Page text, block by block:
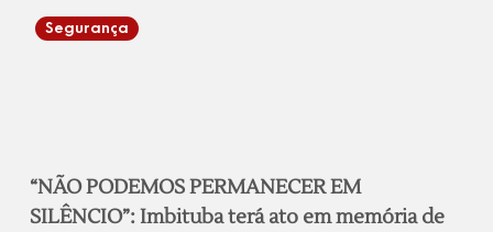
Segurança
“NÃO PODEMOS PERMANECER EM
SILÊNCIO”: Imbituba terá ato em memória de